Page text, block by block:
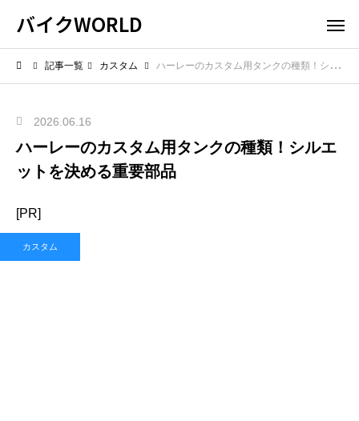
バイクWORLD
記事一覧 カスタム ハーレーのカスタム用タンクの種類！シルエットを決める重要部品
2026.06.16
ハーレーのカスタム用タンクの種類！シルエ
ットを決める重要部品
[PR]
カスタム